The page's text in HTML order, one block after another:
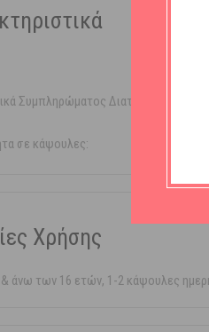
Συμπληρώματος Διατροφής:
σε κάψουλες:
Χρήσης
& άνω των 16 ετών, 1-2 κάψουλες